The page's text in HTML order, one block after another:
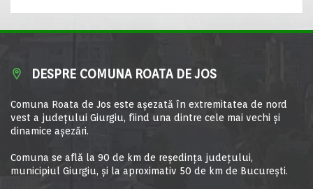
DESPRE COMUNA ROATA DE JOS
Comuna Roata de Jos este aşezată în extremitatea de nord
vest a judeţului Giurgiu, fiind una dintre cele mai vechi şi
dinamice aşezări.
Comuna se află la 90 de km de reşedinţa judeţului,
municipiul Giurgiu, şi la aproximativ 50 de km de Bucureşti.